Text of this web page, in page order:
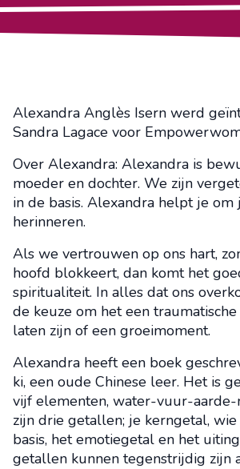
Alexandra Anglès Isern werd
Sandra Lagace voor
Over Alexandra: Alexandra is
moeder en dochter. We zijn
in de basis. Alexandra helpt je
herinneren.
Als we vertrouwen op ons hart,
hoofd blokkeert, dan komt het
spiritualiteit. In alles dat ons
de keuze om het een
laten zijn of een groeimoment.
Alexandra heeft een boek
ki, een oude Chinese leer. Het is
vijf elementen, water-vuur-
zijn drie getallen; je kerngetal,
basis, het emotiegetal en het
getallen kunnen tegenstrijdig zijn